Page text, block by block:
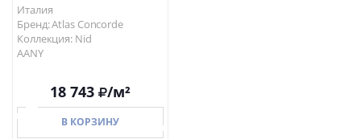
Италия
Бренд: Atlas Concorde
Коллекция: Nid
AANY
18 743 /м²
В КОРЗИНУ